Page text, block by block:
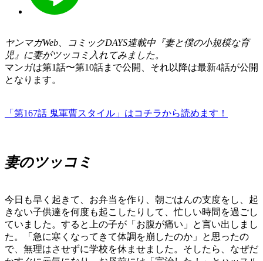
ヤンマガWeb、コミックDAYS連載中『妻と僕の小規模な育
児』に妻がツッコミ入れてみました。
マンガは第1話〜第10話まで公開、それ以降は最新4話が公開
となります。
「第167話 鬼軍曹スタイル」はコチラから読めます！
妻のツッコミ
今日も早く起きて、お弁当を作り、朝ごはんの支度をし、起
きない子供達を何度も起こしたりして、忙しい時間を過ごし
ていました。すると上の子が「お腹が痛い」と言い出しまし
た。「急に寒くなってきて体調を崩したのか」と思ったの
で、無理はさせずに学校を休ませました。そしたら、なぜだ